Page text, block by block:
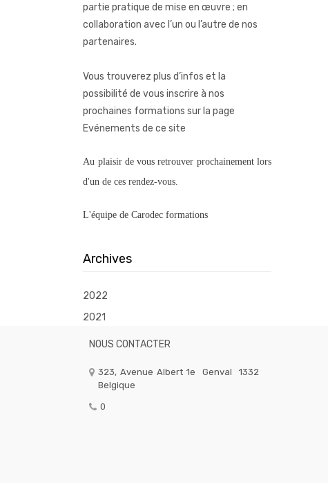
partie pratique de mise en œuvre ; en
collaboration avec l’un ou l’autre de nos
partenaires.
Vous trouverez plus d’infos et la
possibilité de vous inscrire à nos
prochaines formations sur la page
Evénements de ce site
Au plaisir de vous retrouver prochainement lors
d'un de ces rendez-vous.
L'équipe de Carodec formations
Archives
2022
2021
NOUS CONTACTER
323, Avenue Albert 1e Genval
1332
Belgique
0